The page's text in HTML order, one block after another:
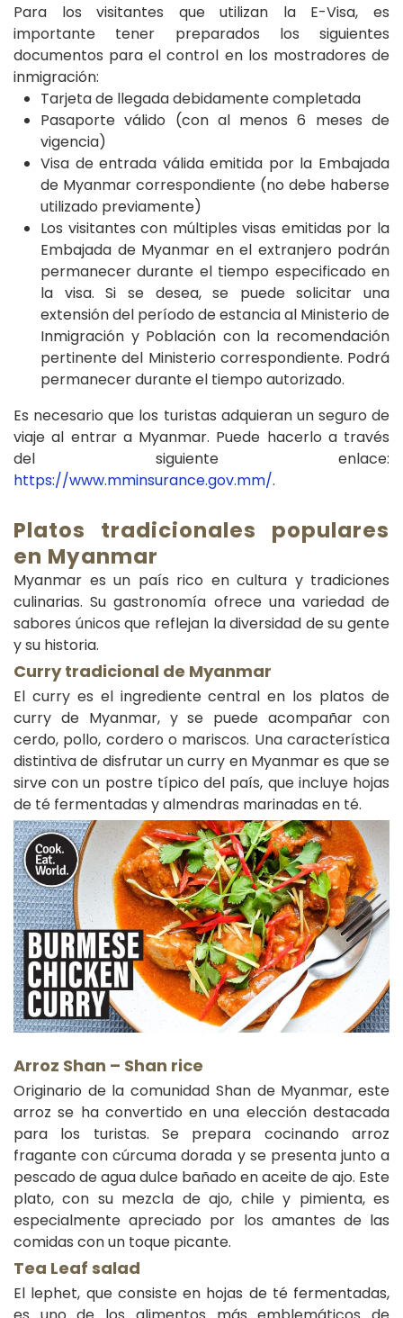
Para los visitantes que utilizan la E-Visa, es
importante tener preparados los siguientes
documentos para el control en los mostradores de
inmigración:
Tarjeta de llegada debidamente completada
Pasaporte válido (con al menos 6 meses de
vigencia)
Visa de entrada válida emitida por la Embajada
de Myanmar correspondiente (no debe haberse
utilizado previamente)
Los visitantes con múltiples visas emitidas por la
Embajada de Myanmar en el extranjero podrán
permanecer durante el tiempo especificado en
la visa. Si se desea, se puede solicitar una
extensión del período de estancia al Ministerio de
Inmigración y Población con la recomendación
pertinente del Ministerio correspondiente. Podrá
permanecer durante el tiempo autorizado.
Es necesario que los turistas adquieran un seguro de
viaje al entrar a Myanmar. Puede hacerlo a través
del siguiente enlace:
https://www.mminsurance.gov.mm/.
Platos tradicionales populares
en Myanmar
Myanmar es un país rico en cultura y tradiciones
culinarias. Su gastronomía ofrece una variedad de
sabores únicos que reflejan la diversidad de su gente
y su historia.
Curry tradicional de Myanmar
El curry es el ingrediente central en los platos de
curry de Myanmar, y se puede acompañar con
cerdo, pollo, cordero o mariscos. Una característica
distintiva de disfrutar un curry en Myanmar es que se
sirve con un postre típico del país, que incluye hojas
de té fermentadas y almendras marinadas en té.
Arroz Shan – Shan rice
Originario de la comunidad Shan de Myanmar, este
arroz se ha convertido en una elección destacada
para los turistas. Se prepara cocinando arroz
fragante con cúrcuma dorada y se presenta junto a
pescado de agua dulce bañado en aceite de ajo. Este
plato, con su mezcla de ajo, chile y pimienta, es
especialmente apreciado por los amantes de las
comidas con un toque picante.
Tea Leaf salad
El lephet, que consiste en hojas de té fermentadas,